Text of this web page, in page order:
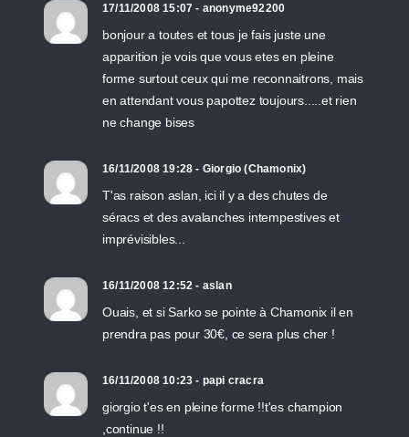
17/11/2008 15:07 - anonyme92200
bonjour a toutes et tous je fais juste une
apparition je vois que vous etes en pleine
forme surtout ceux qui me reconnaitrons, mais
en attendant vous papottez toujours.....et rien
ne change bises
16/11/2008 19:28 - Giorgio (Chamonix)
T'as raison aslan, ici il y a des chutes de
séracs et des avalanches intempestives et
imprévisibles...
16/11/2008 12:52 - aslan
Ouais, et si Sarko se pointe à Chamonix il en
prendra pas pour 30€, ce sera plus cher !
16/11/2008 10:23 - papi cracra
giorgio t'es en pleine forme !!t'es champion
,continue !!